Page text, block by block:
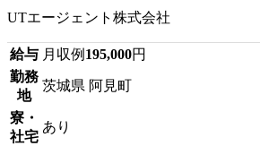
UTエージェント株式会社
給与 月収例 195,000円
勤務
地
茨城県 阿見町
寮・
社宅
あり